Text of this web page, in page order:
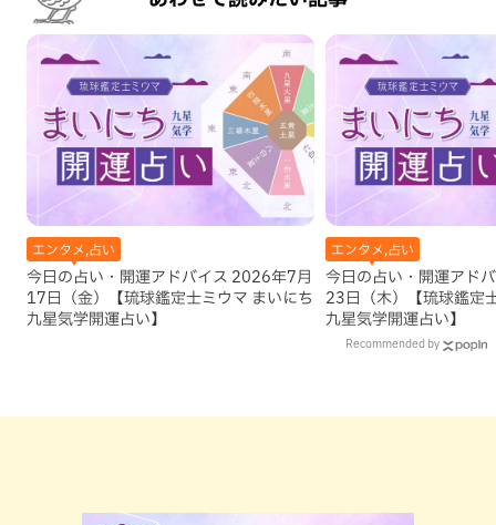
エンタメ,占い
今日の占い・開運アドバイス 2026年7月
17日（金）【琉球鑑定士ミウマ まいにち
九星気学開運占い】
エンタメ,占い
今日の占い・開運アド
23日（木）【琉球鑑定
九星気学開運占い】
Recommended by